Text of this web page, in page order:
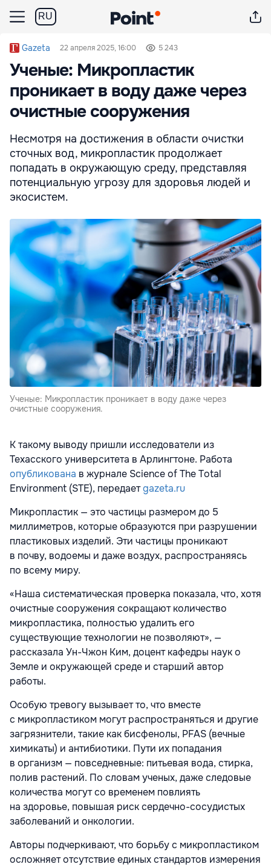
RU
Gazeta 22 апреля 2025, 16:00 5 243
Ученые: Микропластик
проникает в воду даже через
очистные сооружения
Несмотря на достижения в области очистки
сточных вод, микропластик продолжает
попадать в окружающую среду, представляя
потенциальную угрозу для здоровья людей и
экосистем.
Ученые: Микропластик проникает в воду даже через
очистные сооружения.
К такому выводу пришли исследователи из
Техасского университета в Арлингтоне. Работа
опубликована в журнале Science of The Total
Environment (STE), передаетgazeta.ru
Микропластик — это частицы размером до 5
миллиметров, которые образуются при разрушении
пластиковых изделий. Эти частицы проникают
в почву, водоемы и даже воздух, распространяясь
по всему миру.
«Наша систематическая проверка показала, что, хотя
очистные сооружения сокращают количество
микропластика, полностью удалить его
существующие технологии не позволяют», —
рассказала Ун-Чжон Ким, доцент кафедры наук о
Земле и окружающей среде и старший автор
работы.
Особую тревогу вызывает то, что вместе
с микропластиком могут распространяться и другие
загрязнители, такие как бисфенолы, PFAS (вечные
химикаты) и антибиотики. Пути их попадания
в организм — повседневные: питьевая вода, стирка,
полив растений. По словам ученых, даже следовые
количества могут со временем повлиять
на здоровье, повышая риск сердечно-сосудистых
заболеваний и онкологии.
Авторы подчеркивают, что борьбу с микропластиком
осложняет отсутствие единых стандартов измерения